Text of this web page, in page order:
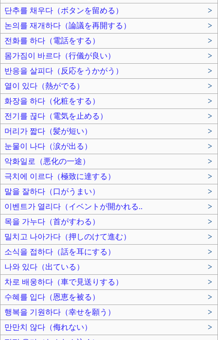
단추를 채우다（ボタンを留める）
>
논의를 재개하다（論議を再開する）
>
전화를 하다（電話をする）
>
몸가짐이 바르다（行儀が良い）
>
반응을 살피다（反応をうかがう）
>
열이 있다（熱がでる）
>
화장을 하다（化粧をする）
>
전기를 끊다（電気を止める）
>
머리가 짧다（髪が短い）
>
눈물이 나다（涙が出る）
>
악화일로（悪化の一途）
>
극치에 이르다（極致に達する）
>
말을 잘하다（口がうまい）
>
이벤트가 열리다（イベントが開かれる..
>
목을 가누다（首がすわる）
>
밀치고 나아가다（押しのけて進む）
>
소식을 접하다（話を耳にする）
>
나와 있다（出ている）
>
차로 배웅하다（車で見送りする）
>
수혜를 입다（恩恵を被る）
>
행복을 기원하다（幸せを願う）
>
만만치 않다（侮れない）
>